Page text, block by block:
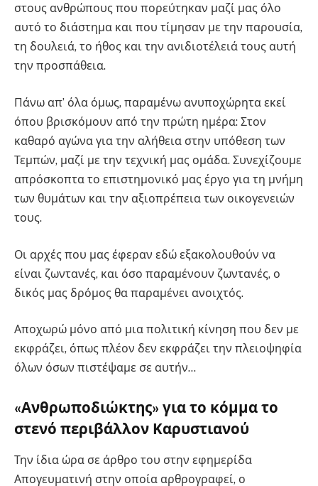
στους ανθρώπους που πορεύτηκαν μαζί μας όλο
αυτό το διάστημα και που τίμησαν με την παρουσία,
τη δουλειά, το ήθος και την ανιδιοτέλειά τους αυτή
την προσπάθεια.
Πάνω απ’ όλα όμως, παραμένω ανυποχώρητα εκεί
όπου βρισκόμουν από την πρώτη ημέρα: Στον
καθαρό αγώνα για την αλήθεια στην υπόθεση των
Τεμπών, μαζί με την τεχνική μας ομάδα. Συνεχίζουμε
απρόσκοπτα το επιστημονικό μας έργο για τη μνήμη
των θυμάτων και την αξιοπρέπεια των οικογενειών
τους.
Οι αρχές που μας έφεραν εδώ εξακολουθούν να
είναι ζωντανές, και όσο παραμένουν ζωντανές, ο
δικός μας δρόμος θα παραμένει ανοιχτός.
Αποχωρώ μόνο από μια πολιτική κίνηση που δεν με
εκφράζει, όπως πλέον δεν εκφράζει την πλειοψηφία
όλων όσων πιστέψαμε σε αυτήν…
«Ανθρωποδιώκτης» για το κόμμα το
στενό περιβάλλον Καρυστιανού
Την ίδια ώρα σε άρθρο του στην εφημερίδα
Απογευματινή στην οποία αρθρογραφεί, ο